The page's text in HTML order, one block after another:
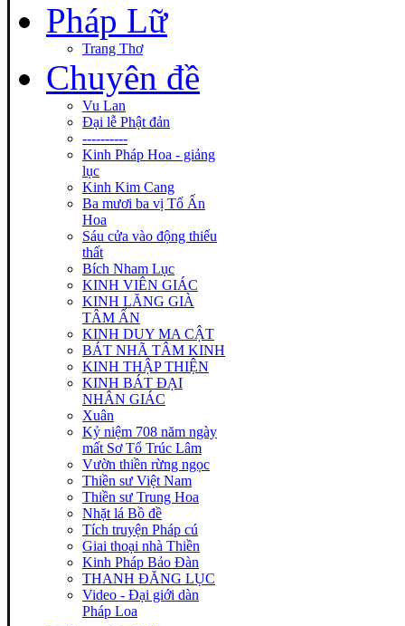
Pháp Lữ
Trang Thơ
Chuyên đề
Vu Lan
Đại lễ Phật đản
----------
Kinh Pháp Hoa - giảng
lục
Kinh Kim Cang
Ba mươi ba vị Tổ Ấn
Hoa
Sáu cửa vào động thiếu
thất
Bích Nham Lục
KINH VIÊN GIÁC
KINH LĂNG GIÀ
TÂM ẤN
KINH DUY MA CẬT
BÁT NHÃ TÂM KINH
KINH THẬP THIỆN
KINH BÁT ĐẠI
NHÂN GIÁC
Xuân
Kỷ niệm 708 năm ngày
mất Sơ Tổ Trúc Lâm
Vườn thiền rừng ngọc
Thiền sư Việt Nam
Thiền sư Trung Hoa
Nhặt lá Bồ đề
Tích truyện Pháp cú
Giai thoại nhà Thiền
Kinh Pháp Bảo Đàn
THANH ĐĂNG LỤC
Video - Đại giới dàn
Pháp Loa